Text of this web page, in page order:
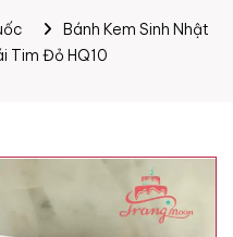
Bánh Kem Sinh Nhật
Tim Đỏ HQ10